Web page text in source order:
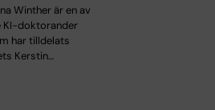
Winther är en av
KI-doktorander
har tilldelats
Kerstin…